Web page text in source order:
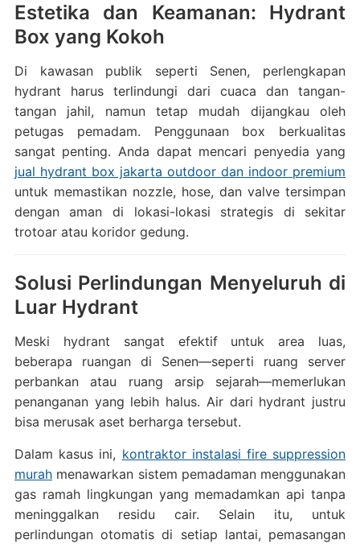
Estetika dan Keamanan: Hydrant
Box yang Kokoh
Di kawasan publik seperti Senen, perlengkapan
hydrant harus terlindungi dari cuaca dan tangan-
tangan jahil, namun tetap mudah dijangkau oleh
petugas pemadam. Penggunaan box berkualitas
sangat penting. Anda dapat mencari penyedia yang
jual hydrant box jakarta outdoor dan indoor premium
untuk memastikan nozzle, hose, dan valve tersimpan
dengan aman di lokasi-lokasi strategis di sekitar
trotoar atau koridor gedung.
Solusi Perlindungan Menyeluruh di
Luar Hydrant
Meski hydrant sangat efektif untuk area luas,
beberapa ruangan di Senen—seperti ruang server
perbankan atau ruang arsip sejarah—memerlukan
penanganan yang lebih halus. Air dari hydrant justru
bisa merusak aset berharga tersebut.
Dalam kasus ini, kontraktor instalasi fire suppression
murahmenawarkan sistem pemadaman menggunakan
gas ramah lingkungan yang memadamkan api tanpa
meninggalkan residu cair. Selain itu, untuk
perlindungan otomatis di setiap lantai, pemasangan